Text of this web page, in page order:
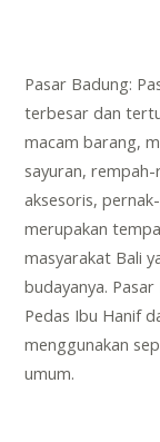
Pasar Badung:
terbesar dan
macam barang,
sayuran,
aksesoris,
merupakan
masyarakat Bali
budayanya.
Pedas Ibu Hanif
menggunakan
umum.